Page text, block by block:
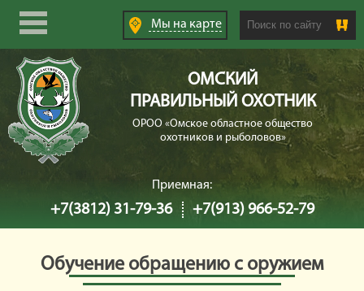
ОМСКИЙ
ПРАВИЛЬНЫЙ ОХОТНИК
ОРОО «Омское областное общество
охотников и рыболовов»
Приемная:
+7(3812) 31-79-36 +7(913) 966-52-79
Мы на карте Search this site
Обучение обращению с оружием